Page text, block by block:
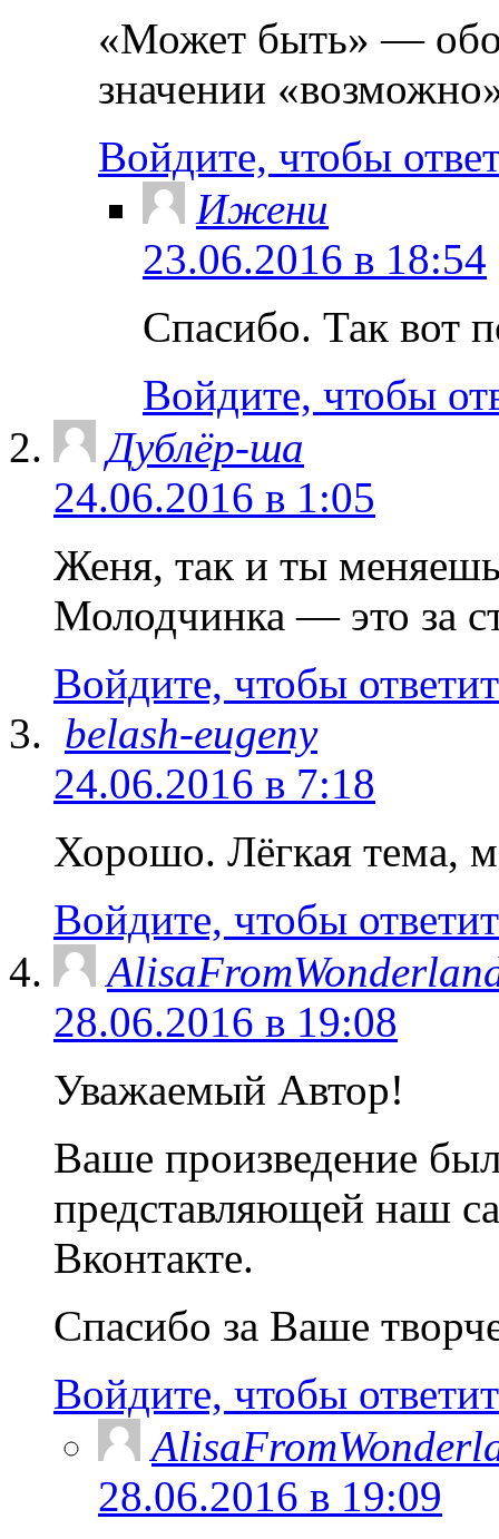
«Может быть» —
значении
Войдите, чтобы
Ижени
23.06.2016 в 18:54
Спасибо. Так вот
Войдите, чтобы
Дублёр-ша
24.06.2016 в 1:05
Женя, так и ты
Молодчинка — это за
Войдите, чтобы
belash-eugeny
24.06.2016 в 7:18
Хорошо. Лёгкая тема,
Войдите, чтобы
28.06.2016 в 19:08
Уважаемый Автор!
Ваше произведение
представляющей наш
Вконтакте.
Спасибо за Ваше
Войдите, чтобы
28.06.2016 в 19:09